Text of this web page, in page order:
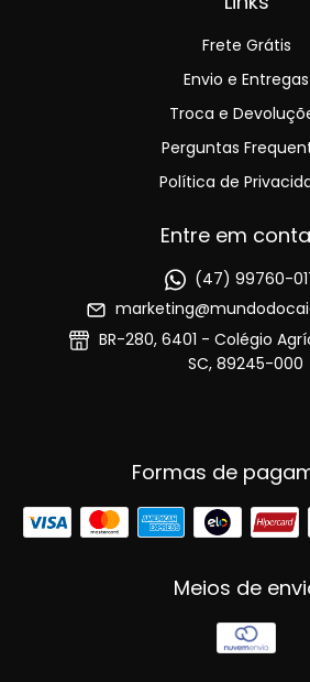
Frete Grátis
Envio e Entregas
Troca e
Perguntas
Política de
Entre em
(47) 99760-
BR-280, 6401 - Colégio
SC, 89245-000
Formas de
Meios de